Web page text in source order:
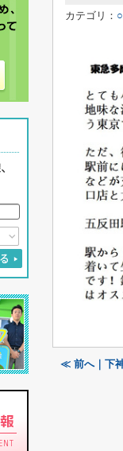
カテゴリ：
≪ 前へ｜下